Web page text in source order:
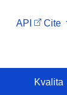
API Cite
Kvalita